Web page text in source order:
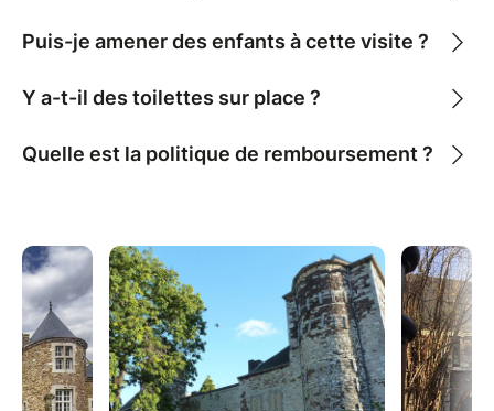
Puis-je amener des enfants à cette visite ?
Y a-t-il des toilettes sur place ?
Quelle est la politique de remboursement ?